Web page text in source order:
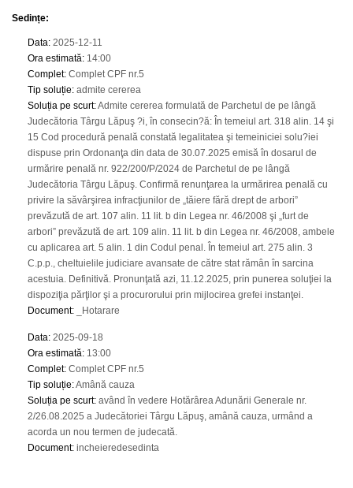
Sedințe:
Data: 2025-12-11
Ora estimată: 14:00
Complet: Complet CPF nr.5
Tip soluție: admite cererea
Soluția pe scurt:Admite cererea formulată de Parchetul de pe lângă
Judecătoria Târgu Lăpuş ?i, în consecin?ă: În temeiul art. 318 alin. 14 şi
15 Cod procedură penală constată legalitatea şi temeiniciei solu?iei
dispuse prin Ordonanţa din data de 30.07.2025 emisă în dosarul de
urmărire penală nr. 922/200/P/2024 de Parchetul de pe lângă
Judecătoria Târgu Lăpuş. Confirmă renunţarea la urmărirea penală cu
privire la săvârşirea infracţiunilor de „tăiere fără drept de arbori”
prevăzută de art. 107 alin. 11 lit. b din Legea nr. 46/2008 şi „furt de
arbori” prevăzută de art. 109 alin. 11 lit. b din Legea nr. 46/2008, ambele
cu aplicarea art. 5 alin. 1 din Codul penal. În temeiul art. 275 alin. 3
C.p.p., cheltuielile judiciare avansate de către stat rămân în sarcina
acestuia. Definitivă. Pronunţată azi, 11.12.2025, prin punerea soluţiei la
dispoziţia părţilor şi a procurorului prin mijlocirea grefei instanţei.
Document: _Hotarare
Data: 2025-09-18
Ora estimată: 13:00
Complet: Complet CPF nr.5
Tip soluție:Amână cauza
Soluția pe scurt: având în vedere Hotărârea Adunării Generale nr.
2/26.08.2025 a Judecătoriei Târgu Lăpuş, amână cauza, urmând a
acorda un nou termen de judecată.
Document: incheieredesedinta